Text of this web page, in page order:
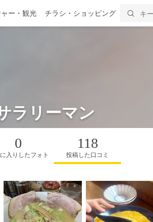
ャー・観光 チラシ・ショッピング
ラリーマン
0
入りしたフォト
118
投稿した口コミ